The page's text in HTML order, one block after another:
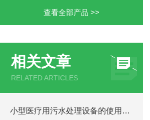
查看全部产品 >>
相关文章
RELATED ARTICLES
小型医疗用污水处理设备的使用注意事项